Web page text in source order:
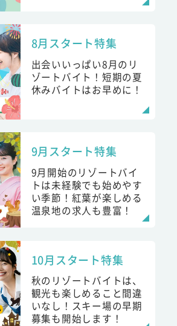
8月スタート特集
出会いいっぱい8月のリ
ゾートバイト！短期の夏
休みバイトはお早めに！
9月スタート特集
9月開始のリゾートバイ
トは未経験でも始めやす
い季節！紅葉が楽しめる
温泉地の求人も豊富！
10月スタート特集
秋のリゾートバイトは、
観光も楽しめること間違
いなし！スキー場の早期
募集も開始します！